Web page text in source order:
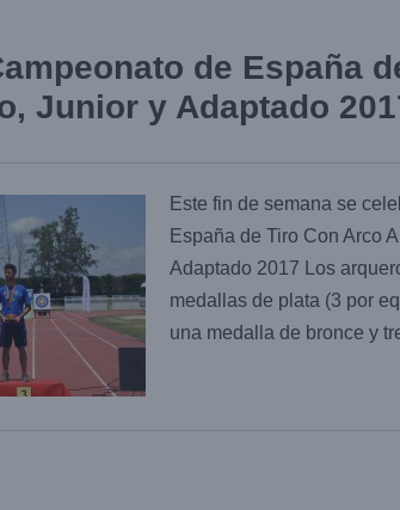
de España
Junior y Adaptado
Este fin de semana se
España de Tiro Con Arco
Adaptado 2017 Los
medallas de plata (3 por
una medalla de bronce y